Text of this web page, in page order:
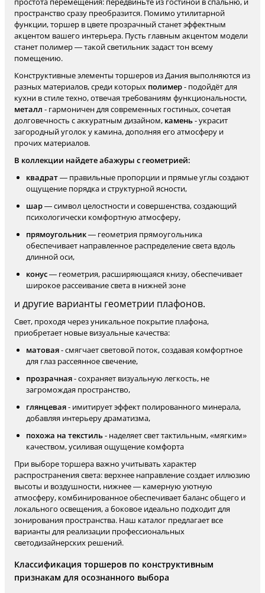
пространство сразу преобразится. Помимо утилитарной
функции, торшер в цвете прозрачный станет эффектным
акцентом вашего интерьера. Пусть главным акцентом модели
станет полимер — такой светильник задаст тон всему
помещению.
Конструктивные элементы торшеров из Дания выполняются из
разных материалов, среди которых полимер- подойдёт для
кухни в стиле техно, отвечая требованиям функциональности,
металл - гармоничен для современных гостиных, сочетая
долговечность с аккуратным дизайном, камень- украсит
загородный уголок у камина, дополняя его атмосферу и
прочих материалов.
В коллекции найдете абажуры с геометрией:
квадрат— правильные пропорции и прямые углы создают
ощущение порядка и структурной ясности,
шар— символ целостности и совершенства, создающий
психологически комфортную атмосферу,
прямоугольник— геометрия прямоугольника
обеспечивает направленное распределение света вдоль
длинной оси,
конус— геометрия, расширяющаяся книзу, обеспечивает
широкое рассеивание света в нижней зоне
и другие варианты геометрии плафонов.
Свет, проходя через уникальное покрытие плафона,
приобретает новые визуальные качества:
матовая- смягчает световой поток, создавая комфортное
для глаз рассеянное свечение,
прозрачная- сохраняет визуальную легкость, не
загромождая пространство,
глянцевая- имитирует эффект полированного минерала,
добавляя интерьеру драматизма,
похожа на текстиль- наделяет свет тактильным, «мягким»
качеством, усиливая ощущение комфорта
При выборе торшера важно учитывать характер
распространения света: верхнее направление создает иллюзию
высоты и воздушности, нижнее — камерную уютную
атмосферу, комбинированное обеспечивает баланс общего и
локального освещения, а боковое идеально подходит для
зонирования пространства. Наш каталог предлагает все
варианты для реализации профессиональных
светодизайнерских решений.
Классификация торшеров по конструктивным
признакам для осознанного выбора